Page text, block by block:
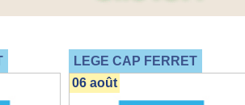
LEGE CAP FERRET
06 août